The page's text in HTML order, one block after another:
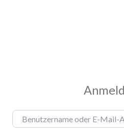
Benutzername oder E-Mail-